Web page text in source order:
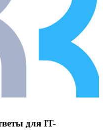
для IT-